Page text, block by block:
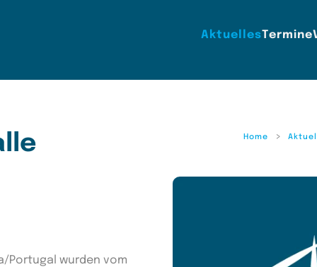
AktuellesTermine
Portugal wurden vom
Home